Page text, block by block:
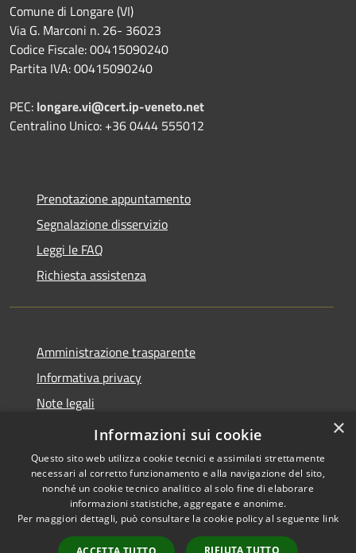
Comune di Longare (VI)
Via G. Marconi n. 26- 36023
Codice Fiscale: 00415090240
Partita IVA: 00415090240
PEC: longare.vi@cert.ip-veneto.net
Centralino Unico: +36 0444 555012
Prenotazione appuntamento
Segnalazione disservizio
Leggi le FAQ
Richiesta assistenza
Amministrazione trasparente
Informativa privacy
Note legali
Dichiarazione di accessibilità
Accessibilità
Copyright © 2026 • Comune di
Longare • Powered by
Municipium• Accesso
×
Informazioni sui cookie
Questo sito web utilizza cookie tecnici e assimilati strettamente
necessari al corretto funzionamento e alla navigazione del sito,
nonché un cookie tecnico analitico al solo fine di elaborare
informazioni statistiche, aggregate e anonime.
Per maggiori dettagli, può consultare la cookie policy al seguente link
RIFIUTA TUTTO